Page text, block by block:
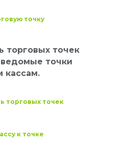
точку
торговых точек
ведомые точки
кассам.
торговых точек
к точке
62